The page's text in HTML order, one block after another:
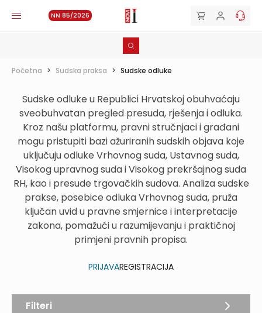
NN 85/2026
Početna > Sudska praksa > Sudske odluke
Sudske odluke u Republici Hrvatskoj obuhvaćaju
sveobuhvatan pregled presuda, rješenja i odluka.
Kroz našu platformu, pravni stručnjaci i građani
mogu pristupiti bazi ažuriranih sudskih objava koje
uključuju odluke Vrhovnog suda, Ustavnog suda,
Visokog upravnog suda i Visokog prekršajnog suda
RH, kao i presude trgovačkih sudova. Analiza sudske
prakse, posebice odluka Vrhovnog suda, pruža
ključan uvid u pravne smjernice i interpretacije
zakona, pomažući u razumijevanju i praktičnoj
primjeni pravnih propisa.
PRIJAVAREGISTRACIJA
Filteri